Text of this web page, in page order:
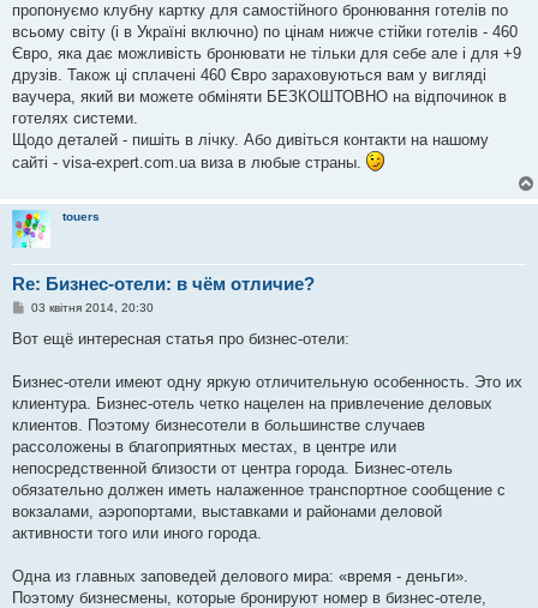
пропонуємо клубну картку для самостійного бронювання готелів по
всьому світу (і в Україні включно) по цінам нижче стійки готелів - 460
Євро, яка дає можливість бронювати не тільки для себе але і для +9
друзів. Також ці сплачені 460 Євро зараховуються вам у вигляді
ваучера, який ви можете обміняти БЕЗКОШТОВНО на відпочинок в
готелях системи.
Щодо деталей - пишіть в лічку. Або дивіться контакти на нашому
сайті - visa-expert.com.ua виза в любые страны.
touers
Re: Бизнес-отели: в чём отличие?
П
в
о
л
е
н
я
03 квітня 2014, 20:30
Вот ещё интересная статья про бизнес-отели:
Бизнес-отели имеют одну яркую отличительную особенность. Это их
клиентура. Бизнес-отель четко нацелен на привлечение деловых
клиентов. Поэтому бизнесотели в большинстве случаев
рассоложены в благоприятных местах, в центре или
непосредственной близости от центра города. Бизнес-отель
обязательно должен иметь налаженное транспортное сообщение с
вокзалами, аэропортами, выставками и районами деловой
активности того или иного города.
Одна из главных заповедей делового мира: «время - деньги».
Поэтому бизнесмены, которые бронируют номер в бизнес-отеле,